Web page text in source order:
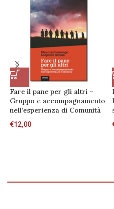
Fare il pane per gli altri –
Gruppo e accompagnamento
nell’esperienza di Comunità
€12,00